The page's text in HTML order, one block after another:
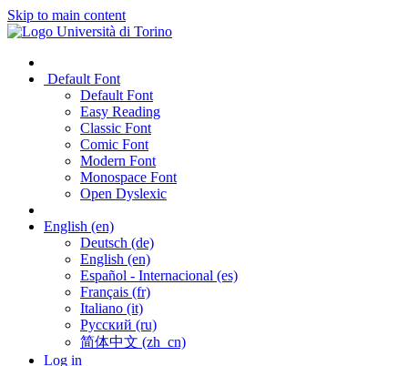
Skip to main content
Default Font
Default Font
Easy Reading
Classic Font
Comic Font
Modern Font
Monospace Font
Open Dyslexic
English ‎(en)‎
Deutsch ‎(de)‎
English ‎(en)‎
Español - Internacional ‎(es)‎
Français ‎(fr)‎
Italiano ‎(it)‎
Русский ‎(ru)‎
简体中文 ‎(zh_cn)‎
Log in